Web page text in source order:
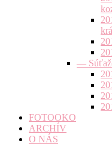
—
FOTOOKO
ARCHÍV
O NÁS